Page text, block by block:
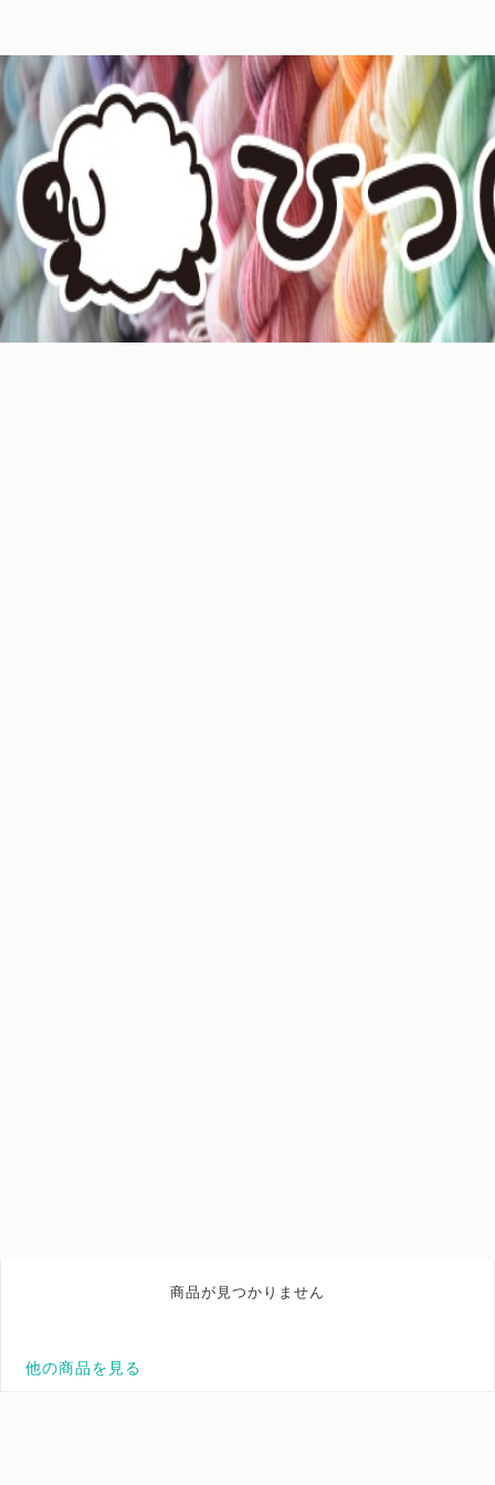
商品が見つかりません
他の商品を見る